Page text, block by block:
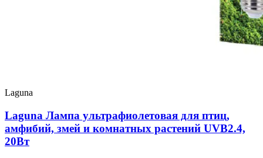
Laguna
Laguna Лампа ультрафиолетовая для птиц,
амфибий, змей и комнатных растений UVB2.4,
20Вт